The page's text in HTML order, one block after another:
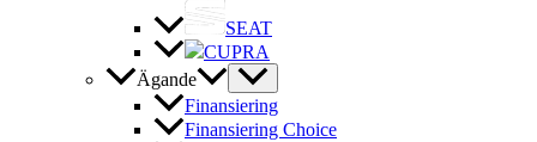
SEAT
CUPRA
Ägande
Finansiering
Finansiering Choice